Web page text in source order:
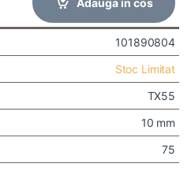
101890804
Stoc Limitat
TX55
10 mm
75